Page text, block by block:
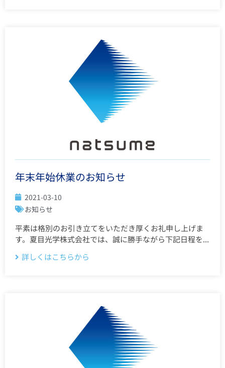
年末年始休業のお知らせ
2021-03-10
お知らせ
平素は格別のお引き立てをいただき厚くお礼申し上げま
す。夏目光学株式会社では、誠に勝手ながら下記日程を...
詳しくはこちらから